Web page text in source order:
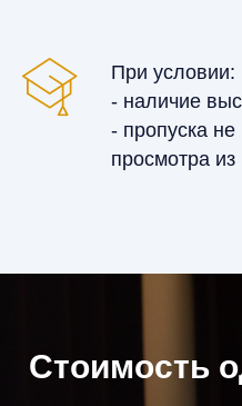
При условии:
- наличие
- пропуска
просмотра из
Стоимость